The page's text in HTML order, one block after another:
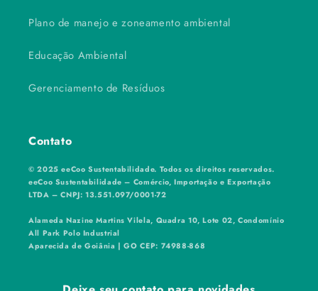
Plano de manejo e zoneamento ambiental
Educação Ambiental
Gerenciamento de Resíduos
Contato
© 2025 eeCoo Sustentabilidade. Todos os direitos reservados.
eeCoo Sustentabilidade – Comércio, Importação e Exportação
LTDA – CNPJ: 13.551.097/0001-72
Alameda Nazine Martins Vilela, Quadra 10, Lote 02, Condomínio
All Park Polo Industrial
Aparecida de Goiânia | GO CEP: 74988-868